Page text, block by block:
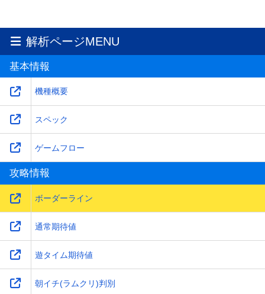
解析ページMENU
基本情報
機種概要
スペック
ゲームフロー
攻略情報
ボーダーライン
通常期待値
遊タイム期待値
朝イチ(ラムクリ)判別